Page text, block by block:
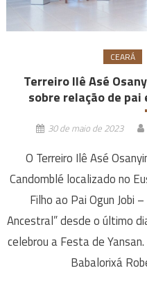
CEARÁ
Terreiro Ilê Asé
sobre relação de
30 de maio de 2023
O Terreiro Ilê Asé
Candomblé localizado no
Filho ao Pai Ogun Jobi
Ancestral” desde o último
celebrou a Festa de
Babalorixá